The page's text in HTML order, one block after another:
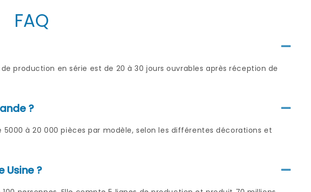
FAQ
production en série est de 20 à 30 jours ouvrables après réception de
?
à 20 000 pièces par modèle, selon les différentes décorations et
Usine ?